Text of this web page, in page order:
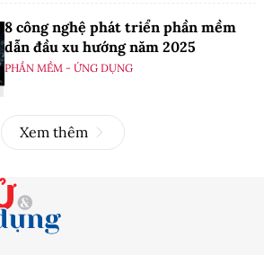
8 công nghệ phát triển phần mềm
dẫn đầu xu hướng năm 2025
PHẦN MỀM - ỨNG DỤNG
Xem thêm